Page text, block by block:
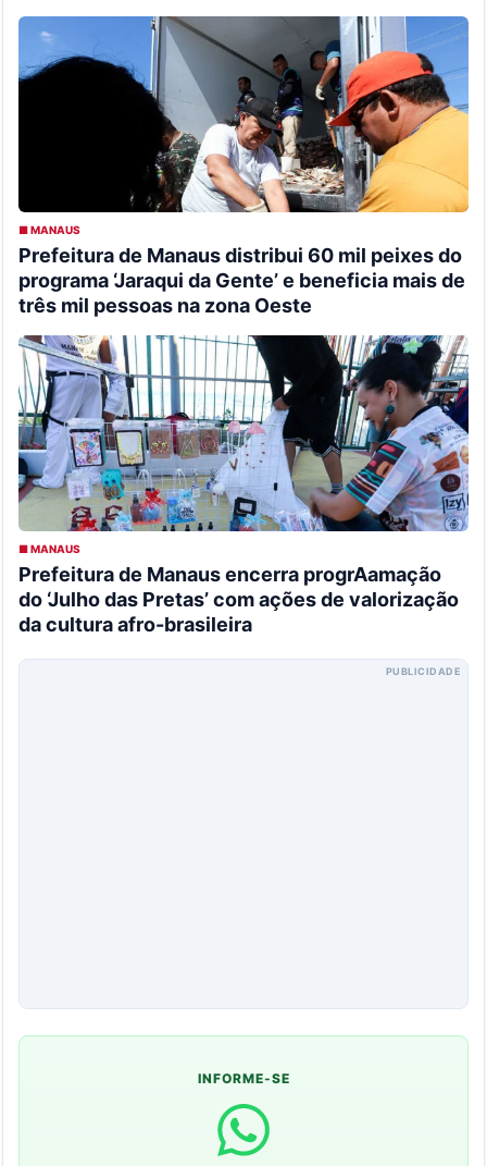
■ MANAUS
Prefeitura de Manaus distribui 60 mil peixes do
programa ‘Jaraqui da Gente’ e beneficia mais de
três mil pessoas na zona Oeste
■ MANAUS
Prefeitura de Manaus encerra progrAamação
do ‘Julho das Pretas’ com ações de valorização
da cultura afro-brasileira
PUBLICIDADE
INFORME-SE